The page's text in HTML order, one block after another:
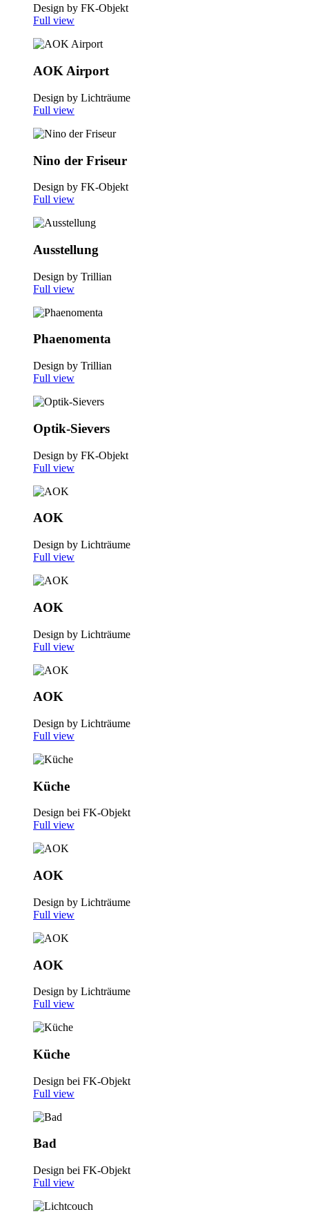
Design by FK-Objekt
Full view
AOK Airport
Design by Lichträume
Full view
Nino der Friseur
Design by FK-Objekt
Full view
Ausstellung
Design by Trillian
Full view
Phaenomenta
Design by Trillian
Full view
Optik-Sievers
Design by FK-Objekt
Full view
AOK
Design by Lichträume
Full view
AOK
Design by Lichträume
Full view
AOK
Design by Lichträume
Full view
Küche
Design bei FK-Objekt
Full view
AOK
Design by Lichträume
Full view
AOK
Design by Lichträume
Full view
Küche
Design bei FK-Objekt
Full view
Bad
Design bei FK-Objekt
Full view